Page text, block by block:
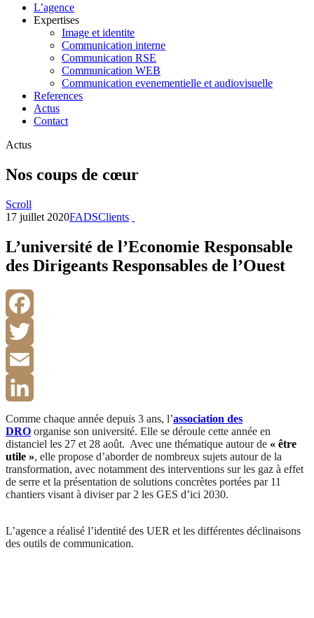
L’agence
Expertises
Image et identite
Communication interne
Communication RSE
Communication WEB
Communication evenementielle et audiovisuelle
References
Actus
Contact
Actus
Nos coups de cœur
Scroll
17 juillet 2020FADSClients
L’université de l’Economie Responsable
des Dirigeants Responsables de l’Ouest
Facebook
Twitter
Email
LinkedIn
Comme chaque année depuis 3 ans, l’association des
DRO organise son université. Elle se déroule cette année en
distanciel les 27 et 28 août. Avec une thématique autour de « être
utile », elle propose d’aborder de nombreux sujets autour de la
transformation, avec notamment des interventions sur les gaz à effet
de serre et la présentation de solutions concrètes portées par 11
chantiers visant à diviser par 2 les GES d’ici 2030.
L’agence a réalisé l’identité des UER et les différentes déclinaisons
des outils de communication.